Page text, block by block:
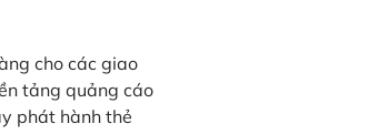
cho các giao
tảng quảng cáo
phát hành thẻ